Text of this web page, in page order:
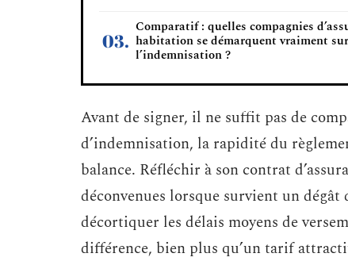
Comparatif : quelles compagnies
habitation se démarquent vraiment sur
l’indemnisation ?
Avant de signer, il ne suffit pas de
d’indemnisation, la rapidité du
balance. Réfléchir à son contrat
déconvenues lorsque survient un
décortiquer les délais moyens de
différence, bien plus qu’un tarif